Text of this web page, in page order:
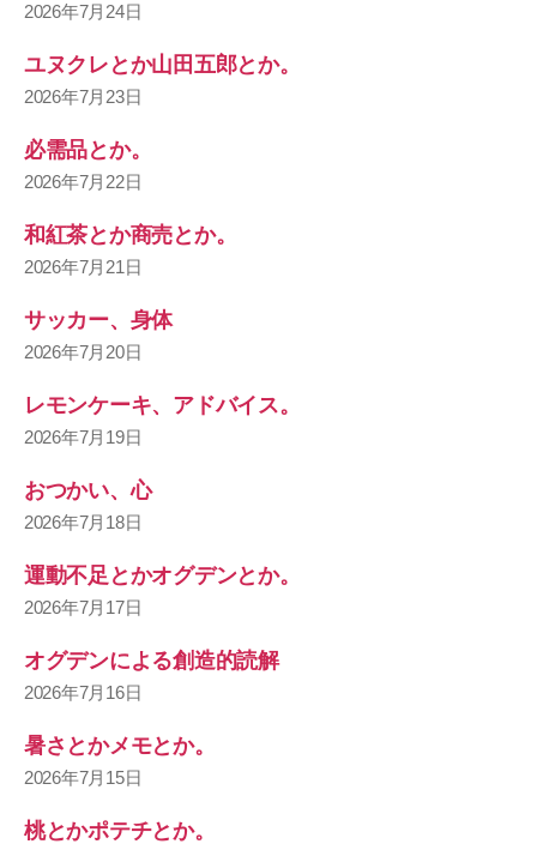
2026年7月24日
ユヌクレとか山田五郎とか。
2026年7月23日
必需品とか。
2026年7月22日
和紅茶とか商売とか。
2026年7月21日
サッカー、身体
2026年7月20日
レモンケーキ、アドバイス。
2026年7月19日
おつかい、心
2026年7月18日
運動不足とかオグデンとか。
2026年7月17日
オグデンによる創造的読解
2026年7月16日
暑さとかメモとか。
2026年7月15日
桃とかポテチとか。